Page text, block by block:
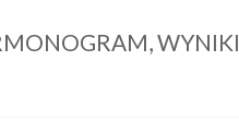
WYNIKI